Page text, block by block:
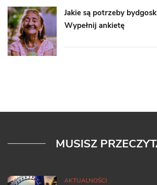
Jakie są potrzeby
Wypełnij ankietę
MUSISZ
AKTUALNOŚCI